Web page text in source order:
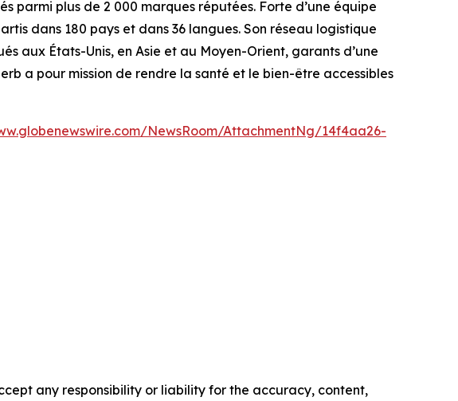
parmi plus de 2 000 marques réputées. Forte d’une équipe
dans 180 pays et dans 36 langues. Son réseau logistique
aux États-Unis, en Asie et au Moyen-Orient, garants d’une
a pour mission de rendre la santé et le bien-être accessibles
NewsRoom/AttachmentNg/14f4aa26-
any responsibility or liability for the accuracy, content,